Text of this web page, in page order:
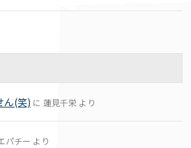
ん(笑) に 蓮見千栄 より
パチー より